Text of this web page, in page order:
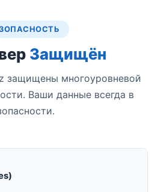
Защищён
защищены многоуровневой
Ваши данные всегда в